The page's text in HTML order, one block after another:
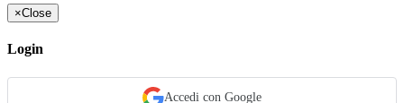
×Close
Login
Accedi con Google